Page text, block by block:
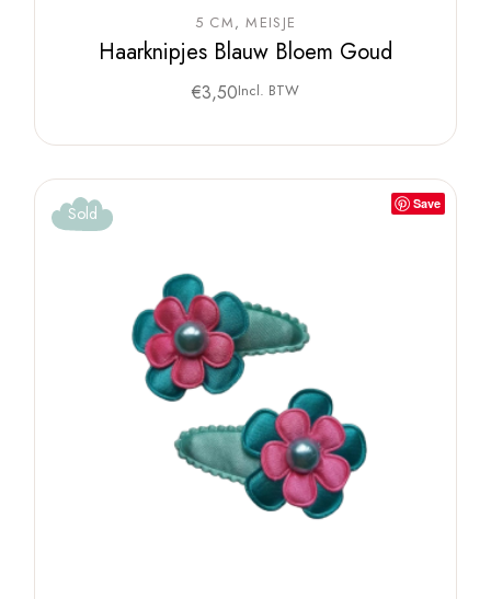
5 CM MEISJE
Haarknipjes Blauw Bloem Goud
€3,50Incl. BTW
Save
Sold